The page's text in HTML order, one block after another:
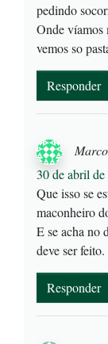
pedindo
Onde víamos
vemos so
Responder
30 de abril
Que isso se
maconheiro
E se acha no
deve ser feito.
Responder